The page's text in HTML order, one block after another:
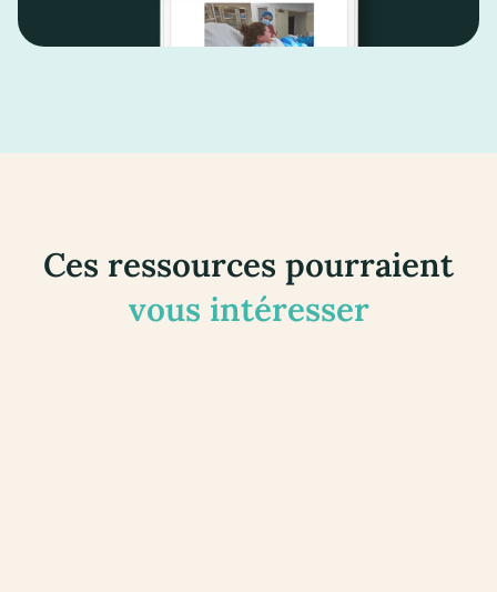
Ces ressources pourraient
vous intéresser